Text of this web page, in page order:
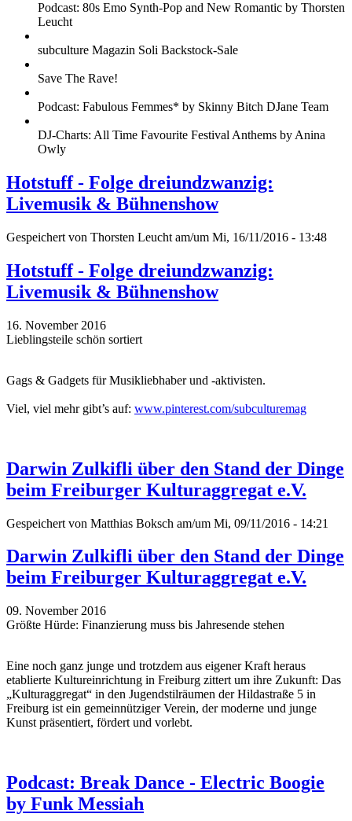
Podcast: 80s Emo Synth-Pop and New Romantic by Thorsten
Leucht
subculture Magazin Soli Backstock-Sale
Save The Rave!
Podcast: Fabulous Femmes* by Skinny Bitch DJane Team
DJ-Charts: All Time Favourite Festival Anthems by Anina
Owly
Hotstuff - Folge dreiundzwanzig:
Livemusik & Bühnenshow
Gespeichert von Thorsten Leucht am/um Mi, 16/11/2016 - 13:48
Hotstuff - Folge dreiundzwanzig:
Livemusik & Bühnenshow
16. November 2016
Lieblingsteile schön sortiert
Gags & Gadgets für Musikliebhaber und -aktivisten.
Viel, viel mehr gibt’s auf: www.pinterest.com/subculturemag
Darwin Zulkifli über den Stand der Dinge
beim Freiburger Kulturaggregat e.V.
Gespeichert von Matthias Boksch am/um Mi, 09/11/2016 - 14:21
Darwin Zulkifli über den Stand der Dinge
beim Freiburger Kulturaggregat e.V.
09. November 2016
Größte Hürde: Finanzierung muss bis Jahresende stehen
Eine noch ganz junge und trotzdem aus eigener Kraft heraus
etablierte Kultureinrichtung in Freiburg zittert um ihre Zukunft: Das
„Kulturaggregat“ in den Jugendstilräumen der Hildastraße 5 in
Freiburg ist ein gemeinnütziger Verein, der moderne und junge
Kunst präsentiert, fördert und vorlebt.
Podcast: Break Dance - Electric Boogie
by Funk Messiah